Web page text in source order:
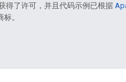
得了许可，并且代码示例已根据
。